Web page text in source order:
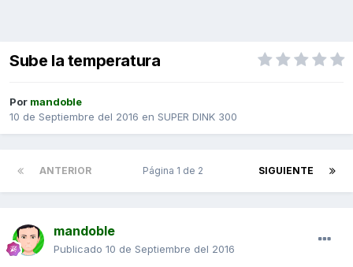
Sube la temperatura
Por mandoble
10 de Septiembre del 2016 en SUPER DINK 300
ANTERIOR SIGUIENTE
Página 1 de 2
mandoble
Publicado 10 de Septiembre del 2016